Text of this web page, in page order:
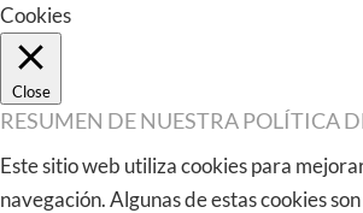
Cookies
Close
RESUMEN DE NUESTRA POLÍTICA
Este sitio web utiliza cookies para
navegación. Algunas de estas cookies